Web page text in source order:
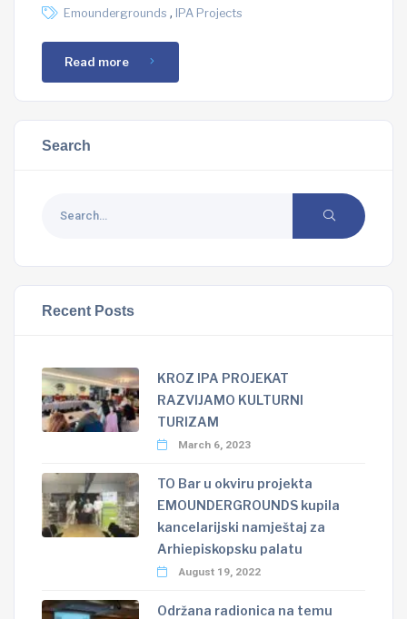
Emoundergrounds , IPA Projects
Read more
Search
Recent Posts
KROZ IPA PROJEKAT
RAZVIJAMO KULTURNI
TURIZAM
March 6, 2023
TO Bar u okviru projekta
EMOUNDERGROUNDS kupila
kancelarijski namještaj za
Arhiepiskopsku palatu
August 19, 2022
Održana radionica na temu